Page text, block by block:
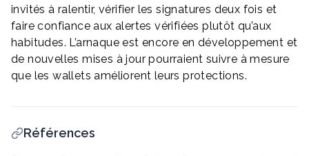
invités à ralentir, vérifier les signatures deux fois et
faire confiance aux alertes vérifiées plutôt qu’aux
habitudes. L’arnaque est encore en développement et
de nouvelles mises à jour pourraient suivre à mesure
que les wallets améliorent leurs protections.
Références